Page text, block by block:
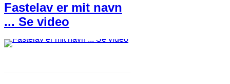
Fastelav er mit navn
... Se video